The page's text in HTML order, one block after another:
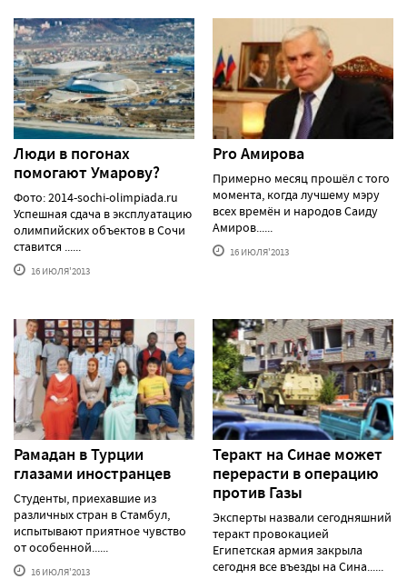
Люди в погонах
помогают Умарову?
Фото: 2014-sochi-olimpiada.ru
Успешная сдача в эксплуатацию
олимпийских объектов в Сочи
ставится ......
16 ИЮЛЯ'2013
Pro Амирова
Примерно месяц прошёл с того
момента, когда лучшему мэру
всех времён и народов Саиду
Амиров......
16 ИЮЛЯ'2013
Рамадан в Турции
глазами иностранцев
Студенты, приехавшие из
различных стран в Стамбул,
испытывают приятное чувство
от особенной......
16 ИЮЛЯ'2013
Теракт на Синае может
перерасти в операцию
против Газы
Эксперты назвали сегодняшний
теракт провокацией
Египетская армия закрыла
сегодня все въезды на Сина......